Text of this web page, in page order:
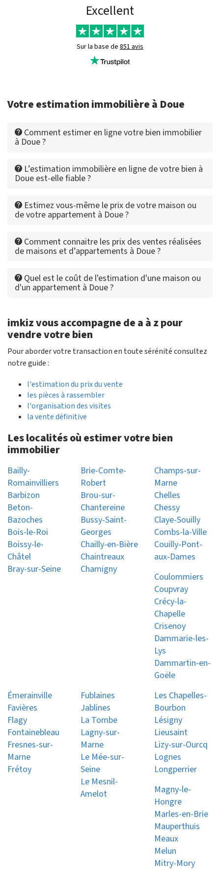
Excellent
Sur la base de 851 avis
Votre estimation immobilière à Doue
Comment estimer en ligne votre bien immobilier
à Doue ?
L’estimation immobilière en ligne de votre bien à
Doue est-elle fiable ?
Estimez vous-même le prix de votre maison ou
de votre appartement à Doue ?
Comment connaitre les prix des ventes réalisées
de maisons et d’appartements à Doue ?
Quel est le coût de l'estimation d'une maison ou
d'un appartement à Doue ?
imkiz vous accompagne de a à z pour
vendre votre bien
Pour aborder votre transaction en toute sérénité consultez
notre guide :
l'estimation du prix du vente
les pièces à rassembler
l'organisation des visites
la vente définitive
Les localités où estimer votre bien
immobilier
Bailly-
Romainvilliers
Barbizon
Beton-
Bazoches
Bois-le-Roi
Boissy-le-
Châtel
Bray-sur-Seine
Brie-Comte-
Robert
Brou-sur-
Chantereine
Bussy-Saint-
Georges
Chailly-en-Bière
Chaintreaux
Chamigny
Champs-sur-
Marne
Chelles
Chessy
Claye-Souilly
Combs-la-Ville
Couilly-Pont-
aux-Dames
Coulommiers
Coupvray
Crécy-la-
Chapelle
Crisenoy
Dammarie-les-
Lys
Dammartin-en-
Goële
Émerainville
Favières
Flagy
Fontainebleau
Fresnes-sur-
Marne
Frétoy
Fublaines
Jablines
La Tombe
Lagny-sur-
Marne
Le Mée-sur-
Seine
Le Mesnil-
Amelot
Les Chapelles-
Bourbon
Lésigny
Lieusaint
Lizy-sur-Ourcq
Lognes
Longperrier
Magny-le-
Hongre
Marles-en-Brie
Mauperthuis
Meaux
Melun
Mitry-Mory